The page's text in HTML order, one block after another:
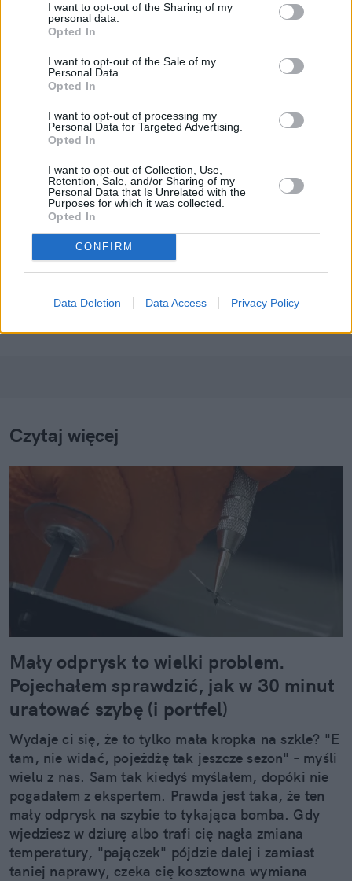
I want to opt-out of the Sharing of my
personal data.
Opted In
I want to opt-out of the Sale of my
Personal Data.
Opted In
I want to opt-out of processing my
Personal Data for Targeted Advertising.
Opted In
I want to opt-out of Collection, Use,
Retention, Sale, and/or Sharing of my
Personal Data that Is Unrelated with the
Purposes for which it was collected.
Opted In
CONFIRM
Data Deletion Data Access Privacy Policy
Więcej:
Policja Zaginieni
Natalia Kamińska
Obserwuj
Absolwentka dziennikarstwa na UMCS i
związana z Polską Agencją Prasową. Obecnie
Czytaj więcej
Mały odprysk to wielki problem.
Pojechałem sprawdzić, jak w 30 minut
uratować szybę (i portfel)
Wydaje ci się, że to tylko mała kropka na szkle? "E
tam, nie widać, pojeżdżę tak jeszcze sezon" – myśli
wielu z nas. Sam tak kiedyś myślałem, dopóki nie
pogadałem z ekspertem. Prawda jest taka, że ten
mały odprysk na szybie to tykająca bomba. Gdy
wjedziesz w dziurę albo trafi cię nagła zmiana
temperatury, "pajączek" pójdzie dalej i zamiast
taniej naprawy, czeka cię kosztowna wymiana